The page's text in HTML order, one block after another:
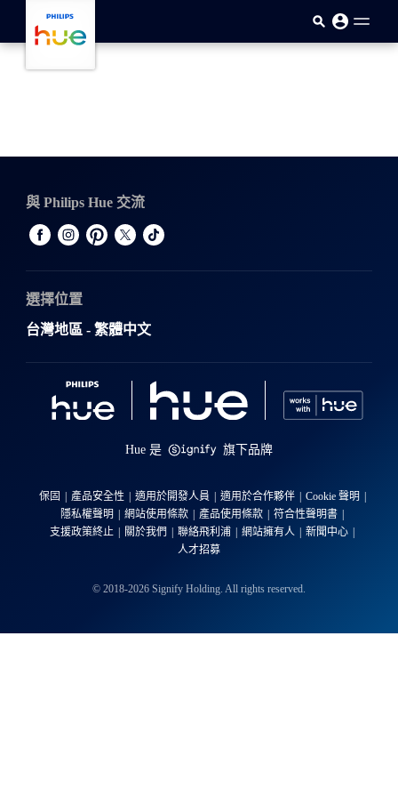
與 Philips Hue 交流
選擇位置
台灣地區 - 繁體中文
Hue 是 旗下品牌
保固 產品安全性 適用於開發人員 適用於合作夥伴
Cookie 聲明
隱私權聲明
網站使用條款 產品使用條款
符合性聲明書
支援政策終止
關於我們 聯絡飛利浦 網站擁有人
新聞中心
人才招募
© 2018-2026 Signify Holding. All rights reserved.